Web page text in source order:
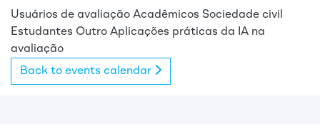
Usuários de avaliação Acadêmicos Sociedade civil
Estudantes Outro Aplicações práticas da IA na
avaliação
Back to events calendar